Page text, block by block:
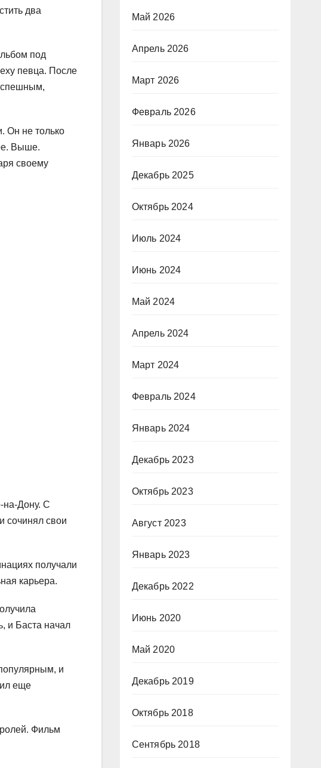
два
под
певца. После
Он не только
Выше.
своему
на-Дону. С
сочинял свои
получали
карьера.
и Баста начал
и
еще
Фильм
Май 2026
Апрель 2026
Март 2026
Февраль 2026
Январь 2026
Декабрь 2025
Октябрь 2024
Июль 2024
Июнь 2024
Май 2024
Апрель 2024
Март 2024
Февраль 2024
Январь 2024
Декабрь 2023
Октябрь 2023
Август 2023
Январь 2023
Декабрь 2022
Июнь 2020
Май 2020
Декабрь 2019
Октябрь 2018
Сентябрь 2018